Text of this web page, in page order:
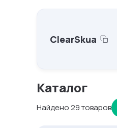
ClearSkua
Каталог
Найдено 29 товаров